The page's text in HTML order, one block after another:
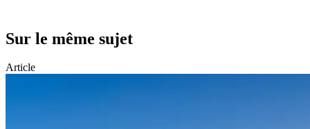
Sur le même sujet
Article